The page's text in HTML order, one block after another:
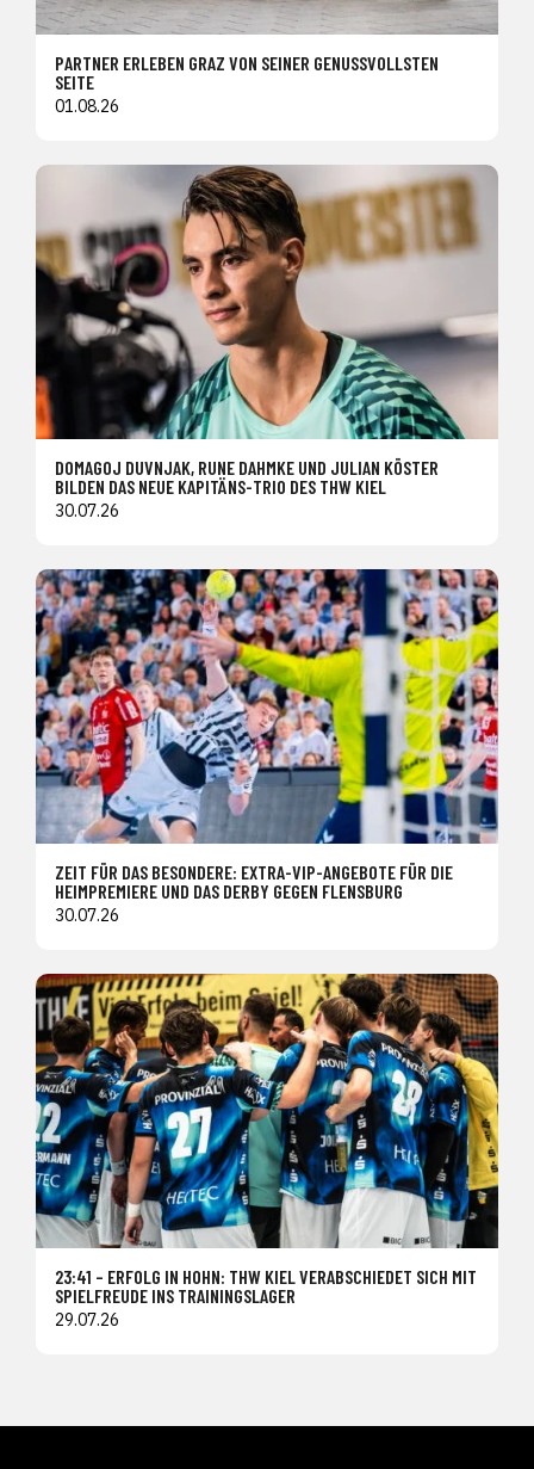
PARTNER ERLEBEN GRAZ VON SEINER GENUSSVOLLSTEN
SEITE
01.08.26
DOMAGOJ DUVNJAK, RUNE DAHMKE UND JULIAN KÖSTER
BILDEN DAS NEUE KAPITÄNS-TRIO DES THW KIEL
30.07.26
ZEIT FÜR DAS BESONDERE: EXTRA-VIP-ANGEBOTE FÜR DIE
HEIMPREMIERE UND DAS DERBY GEGEN FLENSBURG
30.07.26
23:41 – ERFOLG IN HOHN: THW KIEL VERABSCHIEDET SICH MIT
SPIELFREUDE INS TRAININGSLAGER
29.07.26